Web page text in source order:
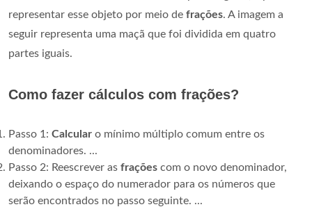
representar esse objeto por meio de frações. A imagem a
seguir representa uma maçã que foi dividida em quatro
partes iguais.
Como fazer cálculos com frações?
Passo 1: Calcular o mínimo múltiplo comum entre os
denominadores. ...
Passo 2: Reescrever as frações com o novo denominador,
deixando o espaço do numerador para os números que
serão encontrados no passo seguinte. ...